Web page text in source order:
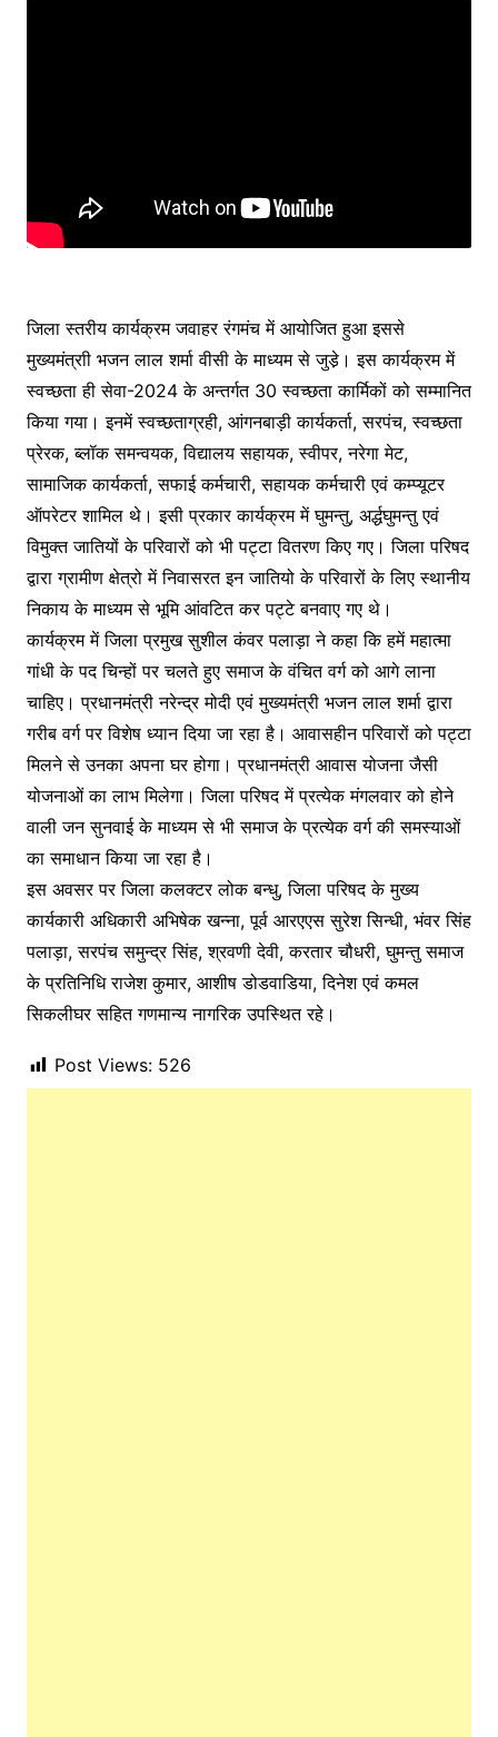
जिला स्तरीय कार्यक्रम जवाहर रंगमंच में आयोजित हुआ इससे
मुख्यमंत्राी भजन लाल शर्मा वीसी के माध्यम से जुडे़। इस कार्यक्रम में
स्वच्छता ही सेवा-2024 के अन्तर्गत 30 स्वच्छता कार्मिकों को सम्मानित
किया गया। इनमें स्वच्छताग्रही, आंगनबाड़ी कार्यकर्ता, सरपंच, स्वच्छता
प्रेरक, ब्लॉक समन्वयक, विद्यालय सहायक, स्वीपर, नरेगा मेट,
सामाजिक कार्यकर्ता, सफाई कर्मचारी, सहायक कर्मचारी एवं कम्प्यूटर
ऑपरेटर शामिल थे। इसी प्रकार कार्यक्रम में घुमन्तु, अर्द्धघुमन्तु एवं
विमुक्त जातियों के परिवारों को भी पट्टा वितरण किए गए। जिला परिषद
द्वारा ग्रामीण क्षेत्रो में निवासरत इन जातियो के परिवारों के लिए स्थानीय
निकाय के माध्यम से भूमि आंवटित कर पट्टे बनवाए गए थे।
कार्यक्रम में जिला प्रमुख सुशील कंवर पलाड़ा ने कहा कि हमें महात्मा
गांधी के पद चिन्हों पर चलते हुए समाज के वंचित वर्ग को आगे लाना
चाहिए। प्रधानमंत्री नरेन्द्र मोदी एवं मुख्यमंत्री भजन लाल शर्मा द्वारा
गरीब वर्ग पर विशेष ध्यान दिया जा रहा है। आवासहीन परिवारों को पट्टा
मिलने से उनका अपना घर होगा। प्रधानमंत्री आवास योजना जैसी
योजनाओं का लाभ मिलेगा। जिला परिषद में प्रत्येक मंगलवार को होने
वाली जन सुनवाई के माध्यम से भी समाज के प्रत्येक वर्ग की समस्याओं
का समाधान किया जा रहा है।
इस अवसर पर जिला कलक्टर लोक बन्धु, जिला परिषद के मुख्य
कार्यकारी अधिकारी अभिषेक खन्ना, पूर्व आरएएस सुरेश सिन्धी, भंवर सिंह
पलाड़ा, सरपंच समुन्द्र सिंह, श्रवणी देवी, करतार चौधरी, घुमन्तु समाज
के प्रतिनिधि राजेश कुमार, आशीष डोडवाडिया, दिनेश एवं कमल
सिकलीघर सहित गणमान्य नागरिक उपस्थित रहे।
Post Views: 526